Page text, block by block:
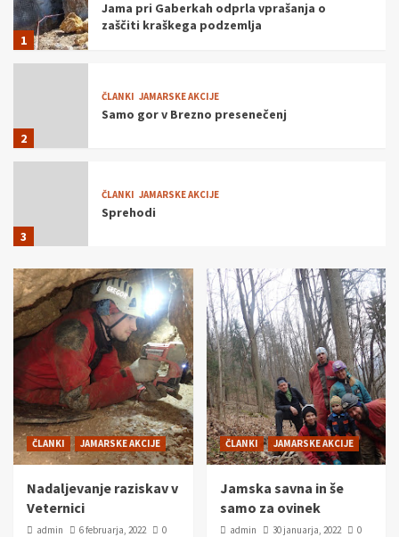
1
Jama pri Gaberkah odprla vprašanja o
zaščiti kraškega podzemlja
2
ČLANKI JAMARSKE AKCIJE
Samo gor v Brezno presenečenj
3
ČLANKI JAMARSKE AKCIJE
Sprehodi
4
ČLANKI JAMARSKE AKCIJE
Prvomajski tabor
5
ČLANKI DOGODKI
50 let Šaleškega jamarskega kluba
Podlasica Topolšica
Jama pri Gaberkah odprla vprašanja o
zaščiti kraškega podzemlja
ČLANKI JAMARSKE AKCIJE
Nadaljevanje raziskav v
Veternici
admin 6 februarja, 2022 0
ČLANKI JAMARSKE AKCIJE
Jamska savna in še
samo za ovinek
admin 30 januarja, 2022 0